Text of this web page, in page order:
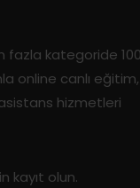
fazla kategoride
online canlı eğitim,
hizmetleri
kayıt olun.